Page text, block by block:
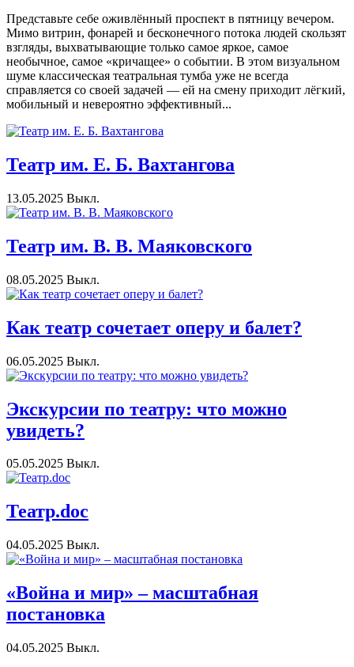
Представьте себе оживлённый проспект в пятницу вечером.
Мимо витрин, фонарей и бесконечного потока людей скользят
взгляды, выхватывающие только самое яркое, самое
необычное, самое «кричащее» о событии. В этом визуальном
шуме классическая театральная тумба уже не всегда
справляется со своей задачей — ей на смену приходит лёгкий,
мобильный и невероятно эффективный...
Театр им. Е. Б. Вахтангова
13.05.2025 Выкл.
Театр им. В. В. Маяковского
08.05.2025 Выкл.
Как театр сочетает оперу и балет?
06.05.2025 Выкл.
Экскурсии по театру: что можно
увидеть?
05.05.2025 Выкл.
Театр.doc
04.05.2025 Выкл.
«Война и мир» – масштабная
постановка
04.05.2025 Выкл.